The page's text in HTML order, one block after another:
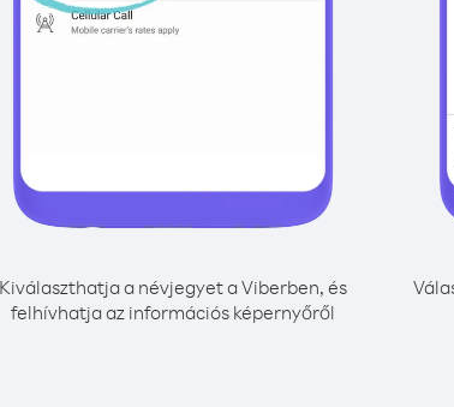
Kiválaszthatja a névjegyet a Viberben, és
felhívhatja az információs képernyőről